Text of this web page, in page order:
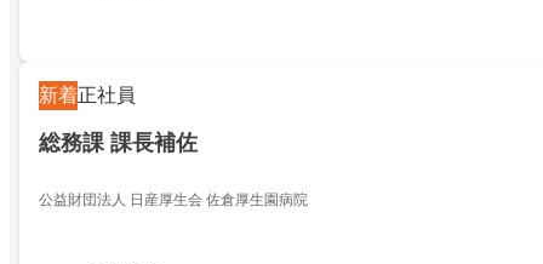
新着正社員
総務課 課長補佐
公益財団法人 日産厚生会 佐倉厚生園病院